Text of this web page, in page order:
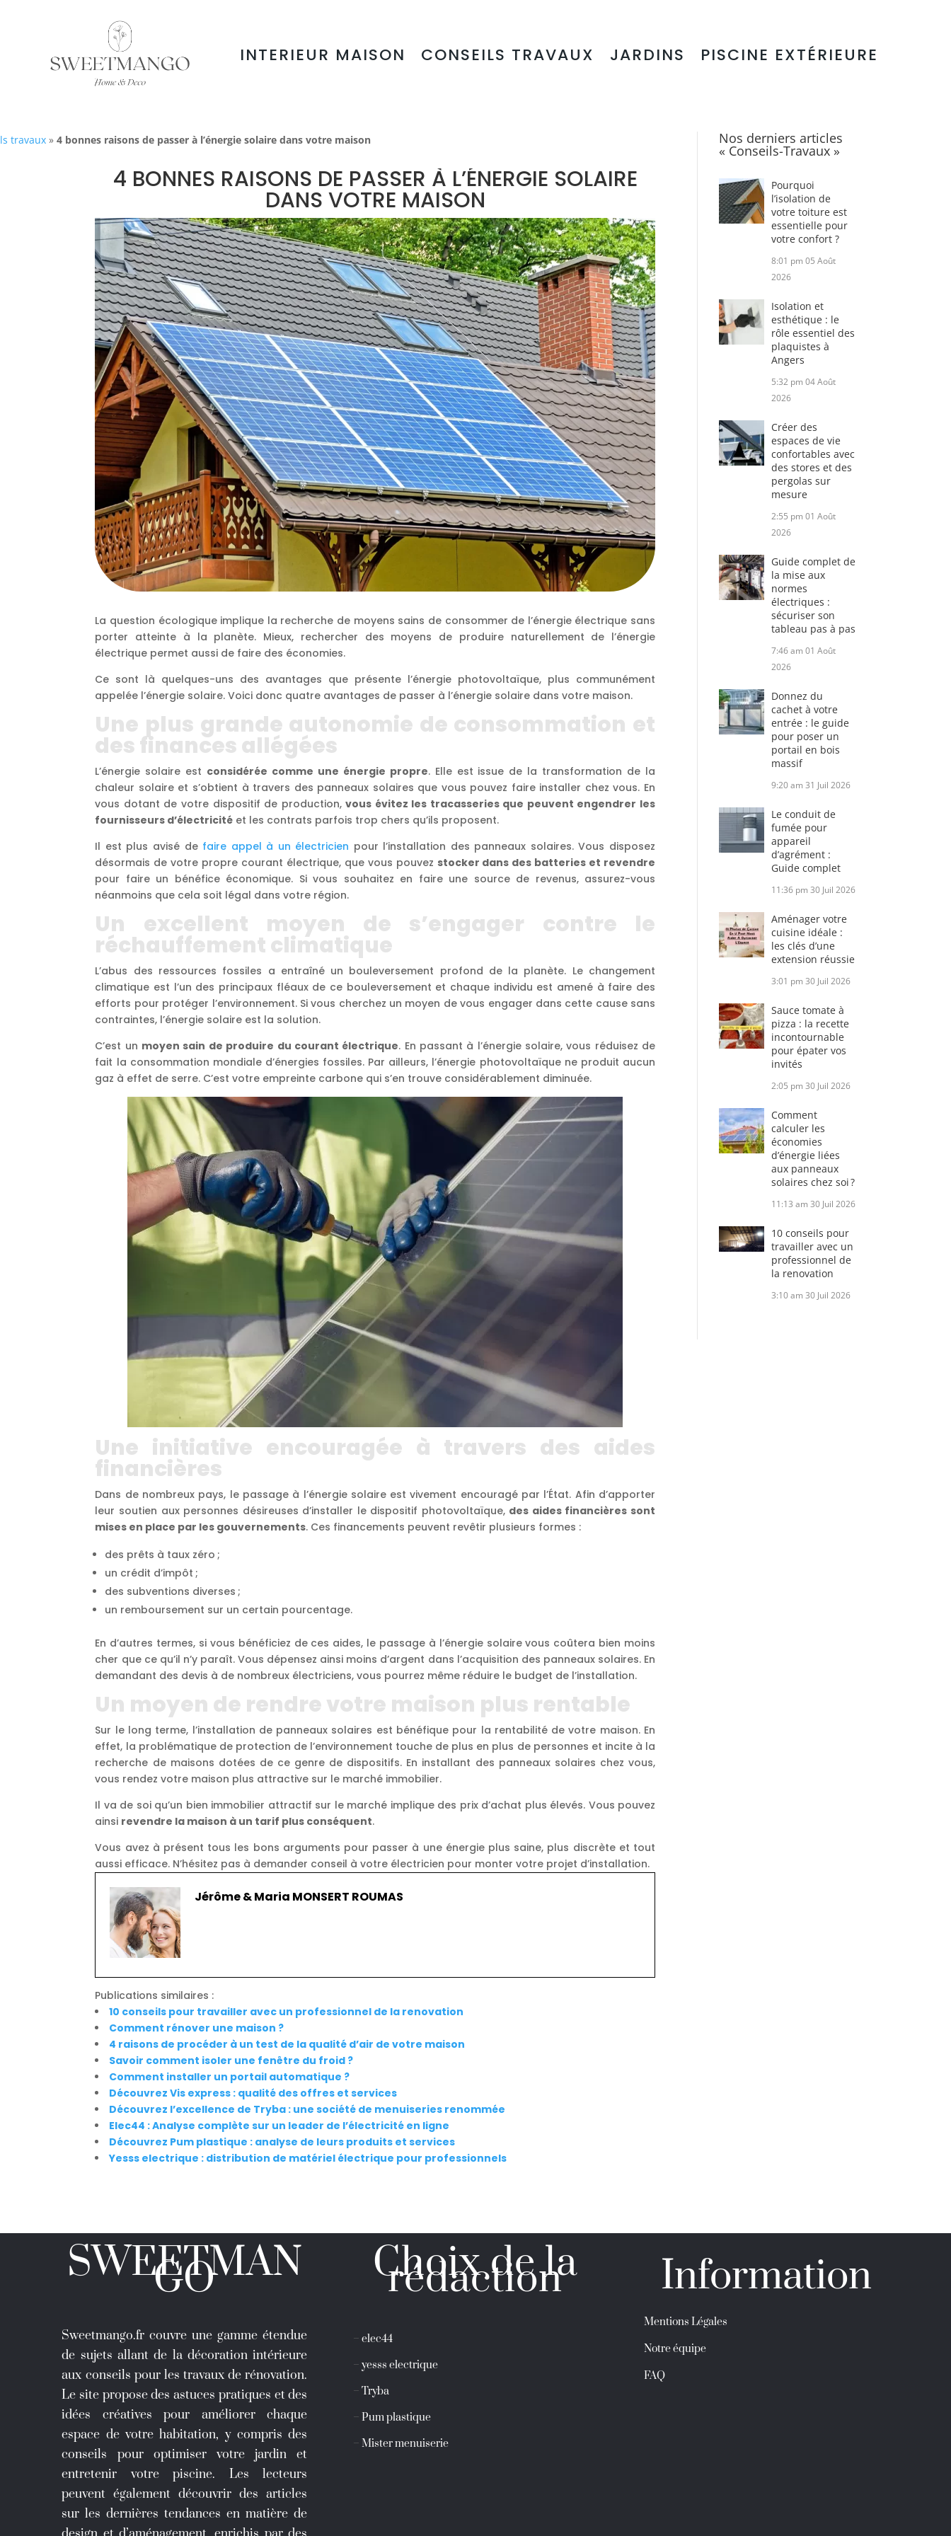
INTERIEUR MAISON CONSEILS TRAVAUX JARDINS PISCINE EXTÉRIEURE
travaux »4 bonnes raisons de passer à l’énergie solaire dans votre maison
4 BONNES RAISONS DE PASSER À L’ÉNERGIE SOLAIRE
DANS VOTRE MAISON
La question écologique implique la recherche de moyens sains de consommer de l’énergie électrique sans
porter atteinte à la planète. Mieux, rechercher des moyens de produire naturellement de l’énergie
électrique permet aussi de faire des économies.
Ce sont là quelques-uns des avantages que présente l’énergie photovoltaïque, plus communément
appelée l’énergie solaire. Voici donc quatre avantages de passer à l’énergie solaire dans votre maison.
Une plus grande autonomie de consommation et
des finances allégées
L’énergie solaire est considérée comme une énergie propre. Elle est issue de la transformation de la
chaleur solaire et s’obtient à travers des panneaux solaires que vous pouvez faire installer chez vous. En
vous dotant de votre dispositif de production,vous évitez les tracasseries que peuvent engendrer les
fournisseurs d’électricité et les contrats parfois trop chers qu’ils proposent.
Il est plus avisé de faire appel à un électricien pour l’installation des panneaux solaires. Vous disposez
désormais de votre propre courant électrique, que vous pouvez stocker dans des batteries et revendre
pour faire un bénéfice économique. Si vous souhaitez en faire une source de revenus, assurez-vous
néanmoins que cela soit légal dans votre région.
Un excellent moyen de s’engager contre le
réchauffement climatique
L’abus des ressources fossiles a entraîné un bouleversement profond de la planète. Le changement
climatique est l’un des principaux fléaux de ce bouleversement et chaque individu est amené à faire des
efforts pour protéger l’environnement. Si vous cherchez un moyen de vous engager dans cette cause sans
contraintes, l’énergie solaire est la solution.
C’est un moyen sain de produire du courant électrique. En passant à l’énergie solaire, vous réduisez de
fait la consommation mondiale d’énergies fossiles. Par ailleurs, l’énergie photovoltaïque ne produit aucun
gaz à effet de serre. C’est votre empreinte carbone qui s’en trouve considérablement diminuée.
Une initiative encouragée à travers des aides
financières
Dans de nombreux pays, le passage à l’énergie solaire est vivement encouragé par l’État. Afin d’apporter
leur soutien aux personnes désireuses d’installer le dispositif photovoltaïque, des aides financières sont
mises en place par les gouvernements. Ces financements peuvent revêtir plusieurs formes :
des prêts à taux zéro ;
un crédit d’impôt ;
des subventions diverses ;
un remboursement sur un certain pourcentage.
En d’autres termes, si vous bénéficiez de ces aides, le passage à l’énergie solaire vous coûtera bien moins
cher que ce qu’il n’y paraît. Vous dépensez ainsi moins d’argent dans l’acquisition des panneaux solaires. En
demandant des devis à de nombreux électriciens, vous pourrez même réduire le budget de l’installation.
Un moyen de rendre votre maison plus rentable
Sur le long terme, l’installation de panneaux solaires est bénéfique pour la rentabilité de votre maison. En
effet, la problématique de protection de l’environnement touche de plus en plus de personnes et incite à la
recherche de maisons dotées de ce genre de dispositifs. En installant des panneaux solaires chez vous,
vous rendez votre maison plus attractive sur le marché immobilier.
Il va de soi qu’un bien immobilier attractif sur le marché implique des prix d’achat plus élevés. Vous pouvez
ainsi revendre la maison à un tarif plus conséquent.
Vous avez à présent tous les bons arguments pour passer à une énergie plus saine, plus discrète et tout
aussi efficace. N’hésitez pas à demander conseil à votre électricien pour monter votre projet d’installation.
Jérôme & Maria MONSERT ROUMAS
Publications similaires :
10 conseils pour travailler avec un professionnel de la renovation
Comment rénover une maison ?
4 raisons de procéder à un test de la qualité d’air de votre maison
Savoir comment isoler une fenêtre du froid ?
Comment installer un portail automatique ?
Découvrez Vis express : qualité des offres et services
Découvrez l’excellence de Tryba : une société de menuiseries renommée
Elec44 : Analyse complète sur un leader de l’électricité en ligne
Découvrez Pum plastique : analyse de leurs produits et services
Yesss electrique : distribution de matériel électrique pour professionnels
Nos derniers articles
« Conseils-Travaux »
Pourquoi
l’isolation de
votre toiture est
essentielle pour
votre confort ?
8:01 pm 05 Août
2026
Isolation et
esthétique : le
rôle essentiel des
plaquistes à
Angers
5:32 pm 04 Août
2026
Créer des
espaces de vie
confortables avec
des stores et des
pergolas sur
mesure
2:55 pm 01 Août
2026
Guide complet de
la mise aux
normes
électriques :
sécuriser son
tableau pas à pas
7:46 am 01 Août
2026
Donnez du
cachet à votre
entrée : le guide
pour poser un
portail en bois
massif
9:20 am 31 Juil 2026
Le conduit de
fumée pour
appareil
d’agrément :
Guide complet
11:36 pm 30 Juil 2026
Aménager votre
cuisine idéale :
les clés d’une
extension réussie
3:01 pm 30 Juil 2026
Sauce tomate à
pizza : la recette
incontournable
pour épater vos
invités
2:05 pm 30 Juil 2026
Comment
calculer les
économies
d’énergie liées
aux panneaux
solaires chez soi ?
11:13 am 30 Juil 2026
10 conseils pour
travailler avec un
professionnel de
la renovation
3:10 am 30 Juil 2026
SWEETMAN
GO
Sweetmango.fr couvre une gamme étendue
de sujets allant de la décoration intérieure
aux conseils pour les travaux de rénovation.
Le site propose des astuces pratiques et des
idées créatives pour améliorer chaque
espace de votre habitation, y compris des
conseils pour optimiser votre jardin et
entretenir votre piscine. Les lecteurs
peuvent également découvrir des articles
sur les dernières tendances en matière de
Choix de la
rédaction
– elec44
– yesss electrique
– Tryba
– Pum plastique
– Mister menuiserie
Information
Mentions Légales
Notre équipe
FAQ